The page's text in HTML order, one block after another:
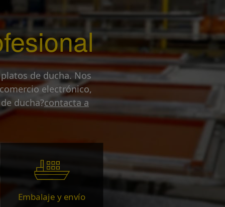
de ducha. Nos
electrónico,
ducha?contacta a
Embalaje y envío